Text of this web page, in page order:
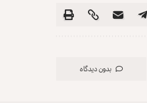
بدون دیدگاه